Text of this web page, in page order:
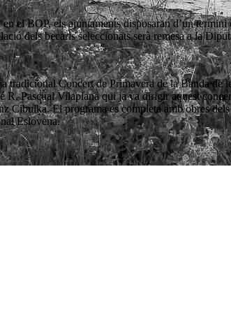
el BOP, els ajuntaments disposaran d’un
dels becaris seleccionats serà remesa a la
Concert de Primavera de la Banda de
R. Pascual Vilaplana qui ja va dirigir aquest
Cibulka. El programa es completa amb obres
Eslovena.